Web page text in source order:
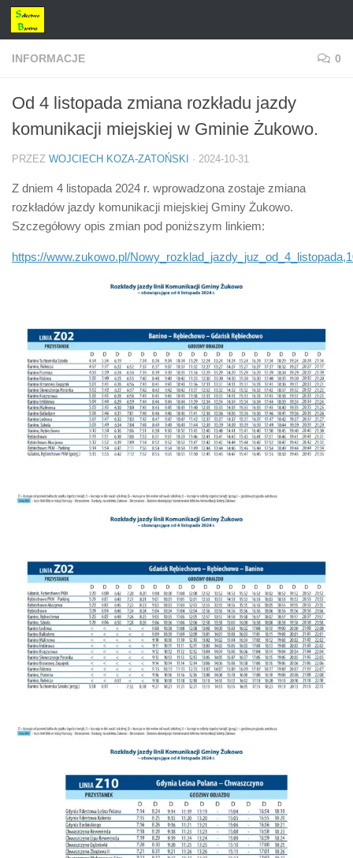
Przejdź do treści
INFORMACJE 0
Od 4 listopada zmiana rozkładu jazdy
komunikacji miejskiej w Gminie Żukowo.
PRZEZ WOJCIECH KOZA-ZATOŃSKI · 2024-10-31
Z dniem 4 listopada 2024 r. wprowadzona zostaje zmiana
rozkładów jazdy komunikacji miejskiej Gminy Żukowo.
Szczegółowy opis zmian pod poniższym linkiem:
https://www.zukowo.pl/